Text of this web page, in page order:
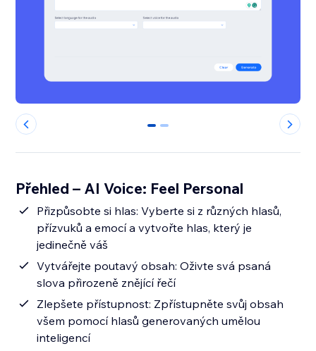
0 1
Přehled – AI Voice: Feel Personal
Přizpůsobte si hlas: Vyberte si z různých hlasů,
přízvuků a emocí a vytvořte hlas, který je
jedinečně váš
Vytvářejte poutavý obsah: Oživte svá psaná
slova přirozeně znějící řečí
Zlepšete přístupnost: Zpřístupněte svůj obsah
všem pomocí hlasů generovaných umělou
inteligencí